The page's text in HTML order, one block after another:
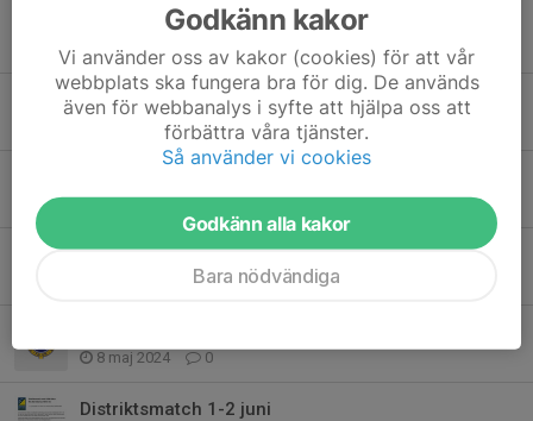
11 okt 2024
Information 13-16 hösten 2024
9 aug 2024 0
1 jun 2024 0
Bagheerastafetten 2024
0
8 maj 2024 0
Distriktsmatch 1-2 juni
Godkänn kakor
Vi använder oss av kakor (cookies) för att vår
webbplats ska fungera bra för dig. De används
även för webbanalys i syfte att hjälpa oss att
förbättra våra tjänster.
Så använder vi cookies
Godkänn alla kakor
Bara nödvändiga